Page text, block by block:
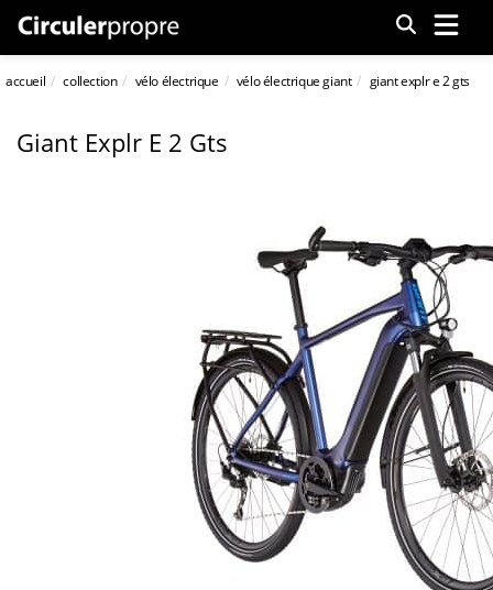
Menu
accueil collection vélo électrique vélo électrique giant giant explr e 2 gts
Giant Explr E 2 Gts